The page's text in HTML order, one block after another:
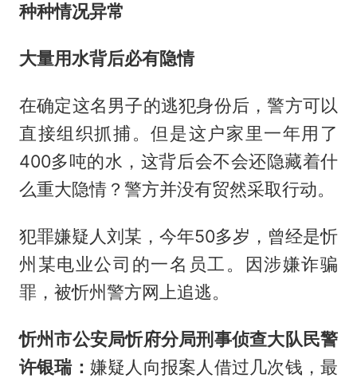
种种情况异常
大量用水背后必有隐情
在确定这名男子的逃犯身份后，警方可以
直接组织抓捕。但是这户家里一年用了
400多吨的水，这背后会不会还隐藏着什
么重大隐情？警方并没有贸然采取行动。
犯罪嫌疑人刘某，今年50多岁，曾经是忻
州某电业公司的一名员工。因涉嫌诈骗
罪，被忻州警方网上追逃。
忻州市公安局忻府分局刑事侦查大队民警
许银瑞： 嫌疑人向报案人借过几次钱，最